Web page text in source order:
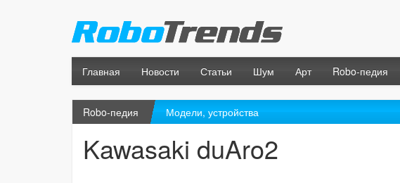
Главная Новости Статьи Шум Арт Robo-педия
Robo-педия Модели, устройства
Kawasaki duAro2